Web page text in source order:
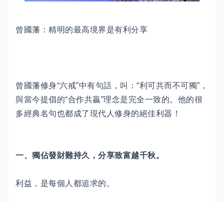
曾國藩：精明的最高境界是有利分享
曾國藩修身“六戒”中有句話，叫：“利可共而不可獨”，
與當今提倡的“合作共贏”理念是完全一致的。他的很
多經典名句也都成了現代人修身的絕佳利器！
一、獨佔發財難持久，分享致富越千秋。
利益，是每個人都追求的。